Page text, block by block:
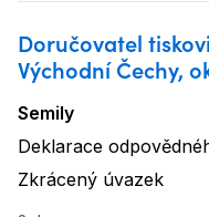
Doručovatel
Východní Čechy,
Lokalita
Semily
Název firmy
Deklarace
Typ úvazku :
Zkrácený úvazek